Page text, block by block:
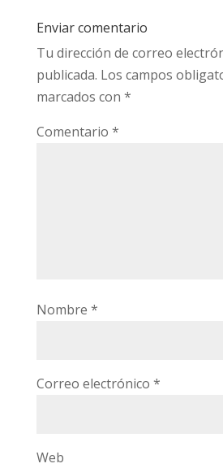
Enviar comentario
Tu dirección de correo
publicada. Los campos
marcados con *
Comentario *
Nombre *
Correo electrónico *
Web